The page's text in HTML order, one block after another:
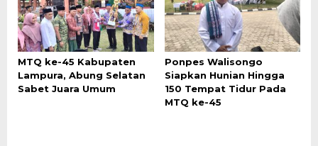
MTQ ke-45 Kabupaten
Lampura, Abung Selatan
Sabet Juara Umum
Ponpes Walisongo
Siapkan Hunian Hingga
150 Tempat Tidur Pada
MTQ ke-45